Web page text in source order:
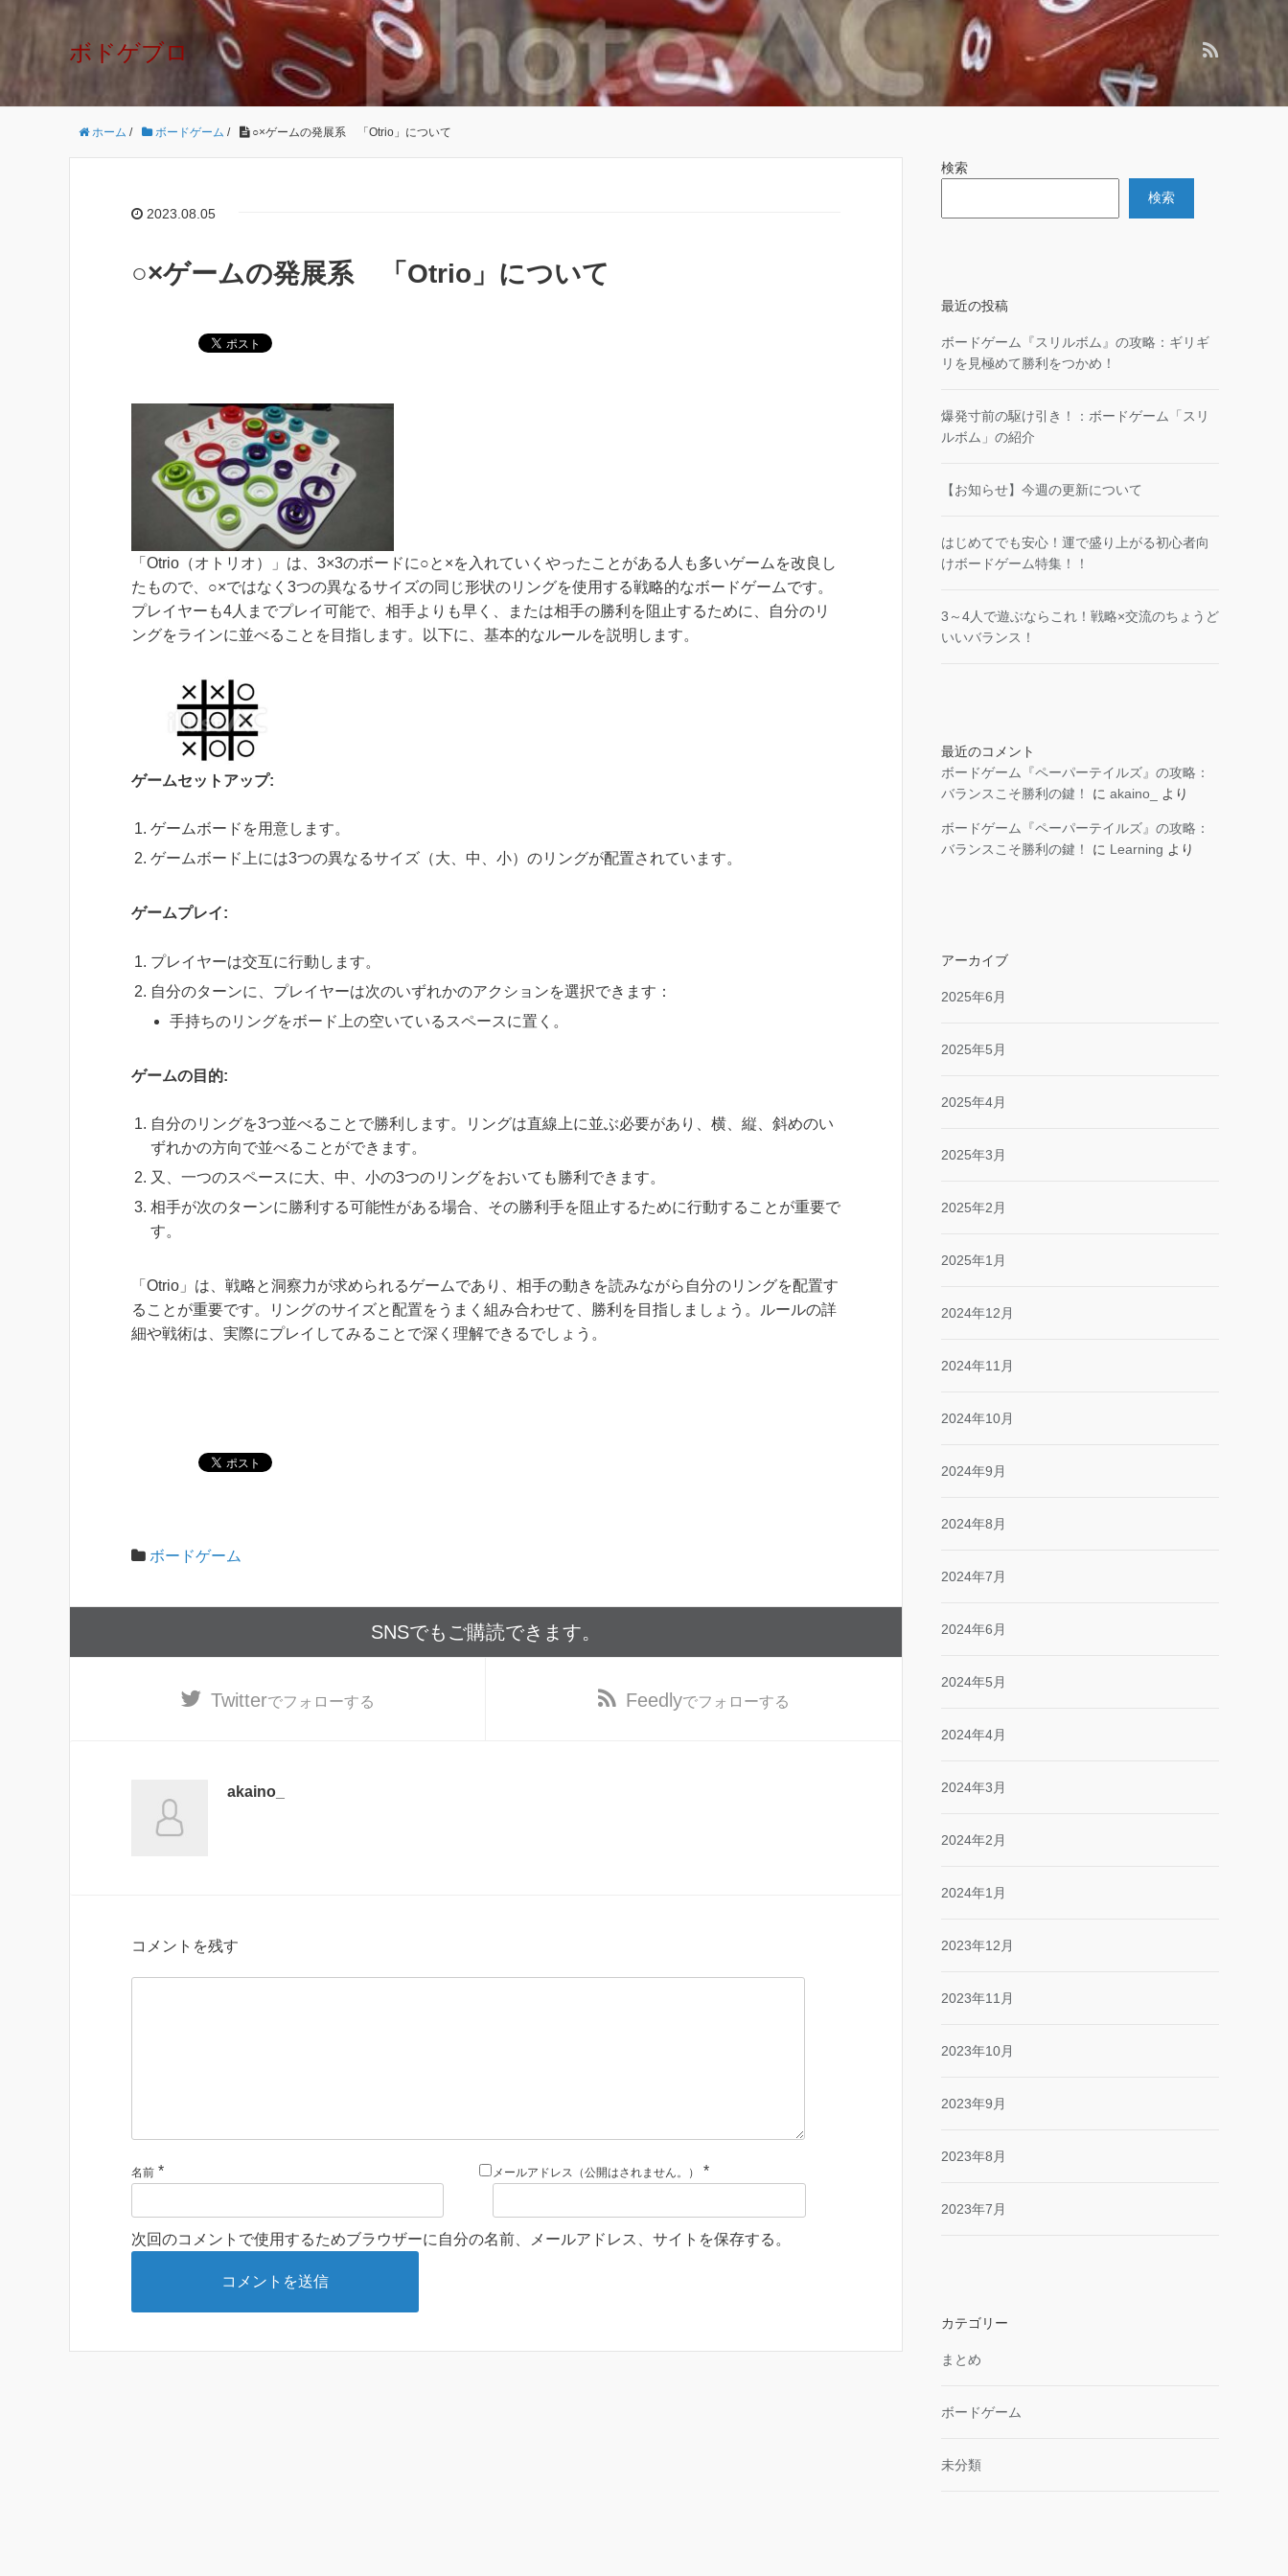
ボドゲブロ
ホーム / ボードゲーム / ○×ゲームの発展系 「Otrio」について
2023.08.05
○×ゲームの発展系 「Otrio」について
「Otrio（オトリオ）」は、3×3のボードに○と×を入れていくやったことがある人も多いゲームを改良し
たもので、○×ではなく3つの異なるサイズの同じ形状のリングを使用する戦略的なボードゲームです。
プレイヤーも4人までプレイ可能で、相手よりも早く、または相手の勝利を阻止するために、自分のリ
ングをラインに並べることを目指します。以下に、基本的なルールを説明します。
ゲームセットアップ:
ゲームボードを用意します。
ゲームボード上には3つの異なるサイズ（大、中、小）のリングが配置されています。
ゲームプレイ:
プレイヤーは交互に行動します。
自分のターンに、プレイヤーは次のいずれかのアクションを選択できます：
手持ちのリングをボード上の空いているスペースに置く。
ゲームの目的:
自分のリングを3つ並べることで勝利します。リングは直線上に並ぶ必要があり、横、縦、斜めのい
ずれかの方向で並べることができます。
又、一つのスペースに大、中、小の3つのリングをおいても勝利できます。
相手が次のターンに勝利する可能性がある場合、その勝利手を阻止するために行動することが重要で
す。
「Otrio」は、戦略と洞察力が求められるゲームであり、相手の動きを読みながら自分のリングを配置す
ることが重要です。リングのサイズと配置をうまく組み合わせて、勝利を目指しましょう。ルールの詳
細や戦術は、実際にプレイしてみることで深く理解できるでしょう。
ボードゲーム
SNSでもご購読できます。
Twitterでフォローする Feedlyでフォローする
akaino_
コメントを残す
名前 * メールアドレス（公開はされません。） *
次回のコメントで使用するためブラウザーに自分の名前、メールアドレス、サイトを保存する。
検索
検索
最近の投稿
ボードゲーム『スリルボム』の攻略：ギリギ
リを見極めて勝利をつかめ！
爆発寸前の駆け引き！：ボードゲーム「スリ
ルボム」の紹介
【お知らせ】今週の更新について
はじめてでも安心！運で盛り上がる初心者向
けボードゲーム特集！！
3～4人で遊ぶならこれ！戦略×交流のちょうど
いいバランス！
最近のコメント
ボードゲーム『ペーパーテイルズ』の攻略：
バランスこそ勝利の鍵！
に akaino_ より
ボードゲーム『ペーパーテイルズ』の攻略：
バランスこそ勝利の鍵！
に Learning より
アーカイブ
2025年6月
2025年5月
2025年4月
2025年3月
2025年2月
2025年1月
2024年12月
2024年11月
2024年10月
2024年9月
2024年8月
2024年7月
2024年6月
2024年5月
2024年4月
2024年3月
2024年2月
2024年1月
2023年12月
2023年11月
2023年10月
2023年9月
2023年8月
2023年7月
カテゴリー
まとめ
ボードゲーム
未分類